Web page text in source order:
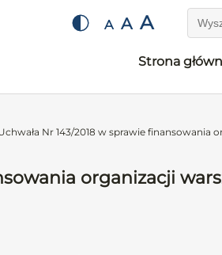
A A A
Strona
Nr 143/2018 w sprawie finansowania
organizacji